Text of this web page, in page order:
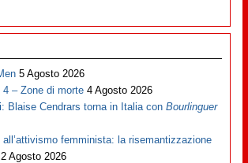
5 Agosto 2026
– Zone di morte 4 Agosto 2026
Blaise Cendrars torna in Italia conBourlinguer
all’attivismo femminista: la risemantizzazione
2 Agosto 2026